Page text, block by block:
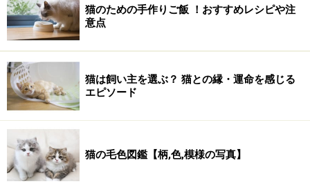
猫のための手作りご飯 ！おすすめレシピや注
意点
猫は飼い主を選ぶ？ 猫との縁・運命を感じる
エピソード
猫の毛色図鑑【柄,色,模様の写真】